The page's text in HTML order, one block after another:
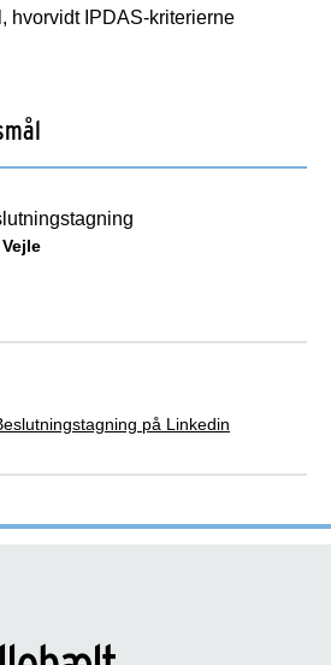
hvorvidt IPDAS-kriterierne
på Linkedin